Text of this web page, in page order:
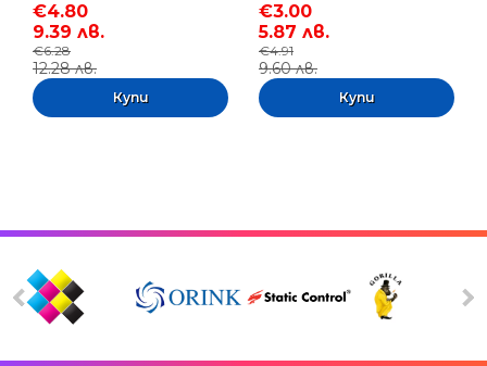
€4.80
9.39 лв.
€6.28
12.28 лв.
€3.00
5.87 лв.
€4.91
9.60 лв.